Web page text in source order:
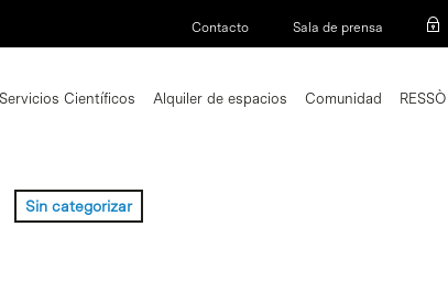
Contacto Sala de prensa
Servicios Científicos Alquiler de espacios Comunidad RESSÒ
Sin categorizar